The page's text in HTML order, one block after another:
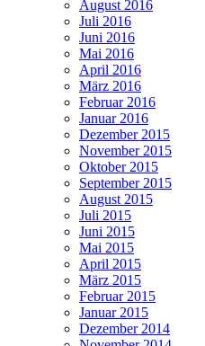
August 2016
Juli 2016
Juni 2016
Mai 2016
April 2016
März 2016
Februar 2016
Januar 2016
Dezember 2015
November 2015
Oktober 2015
September 2015
August 2015
Juli 2015
Juni 2015
Mai 2015
April 2015
März 2015
Februar 2015
Januar 2015
Dezember 2014